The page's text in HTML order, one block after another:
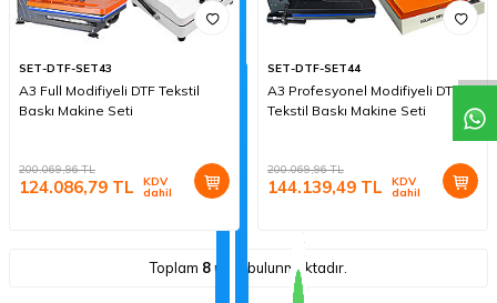
SET-DTF-SET43
A3 Full Modifiyeli DTF Tekstil
Baskı Makine Seti
200.069,96TL
124.086,79 TL KDV
dahil
SET-DTF-SET44
A3 Profesyonel Modifiyeli DTF
Tekstil Baskı Makine Seti
200.069,96TL
144.139,49 TL KDV
dahil
Toplam 8ürün bulunmaktadır.